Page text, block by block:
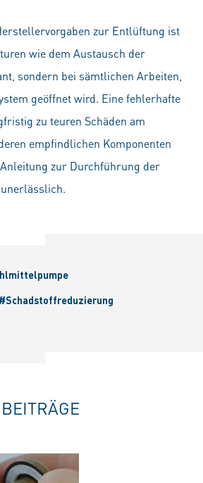
zur Entlüftung ist
wie dem Austausch der
sondern bei sämtlichen Arbeiten,
geöffnet wird. Eine fehlerhafte
zu teuren Schäden am
empfindlichen Komponenten
zur Durchführung der
#Schadstoffreduzierung